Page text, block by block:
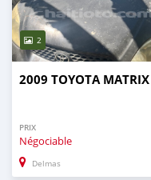
2
2009 TOYOTA MATRIX
PRIX
Négociable
Delmas